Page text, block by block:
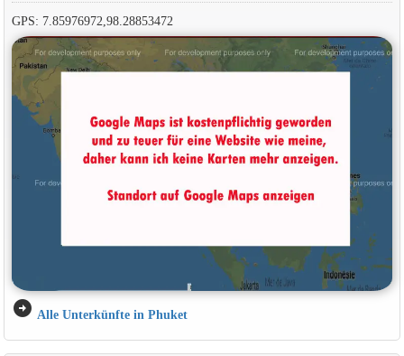
GPS: 7.85976972,98.28853472
arrow_circle_right Alle Unterkünfte in Phuket